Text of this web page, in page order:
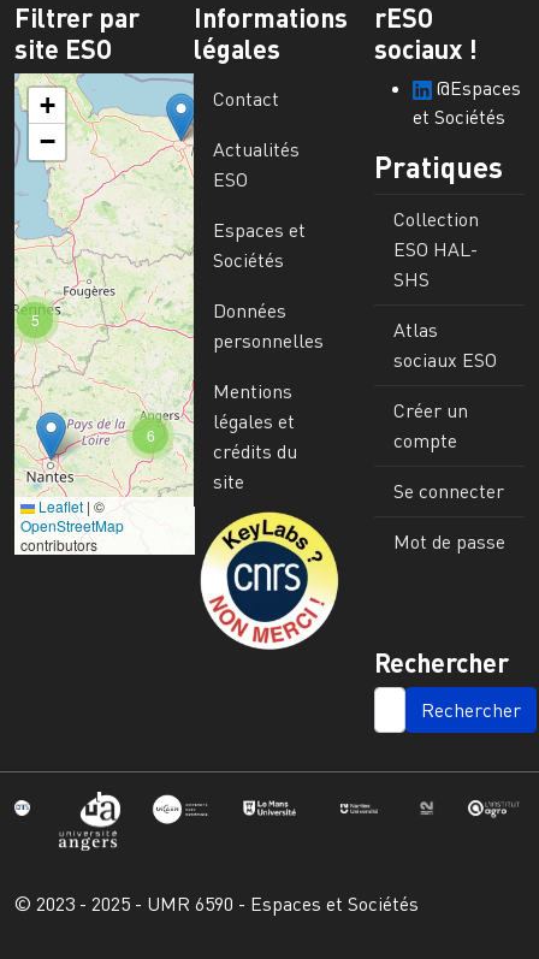
Filtrer par
site ESO
6
5
+
−
Leaflet | ©
OpenStreetMap
contributors
Informations
légales
Contact
Actualités
ESO
Espaces et
Sociétés
Données
personnelles
Mentions
légales et
crédits du
site
Image
rESO
sociaux !
@Espaces
et Sociétés
Pratiques
Collection
ESO HAL-
SHS
Atlas
sociaux ESO
Créer un
compte
Se connecter
Mot de passe
Rechercher
SEARCH
© 2023 - 2025 - UMR 6590 - Espaces et Sociétés